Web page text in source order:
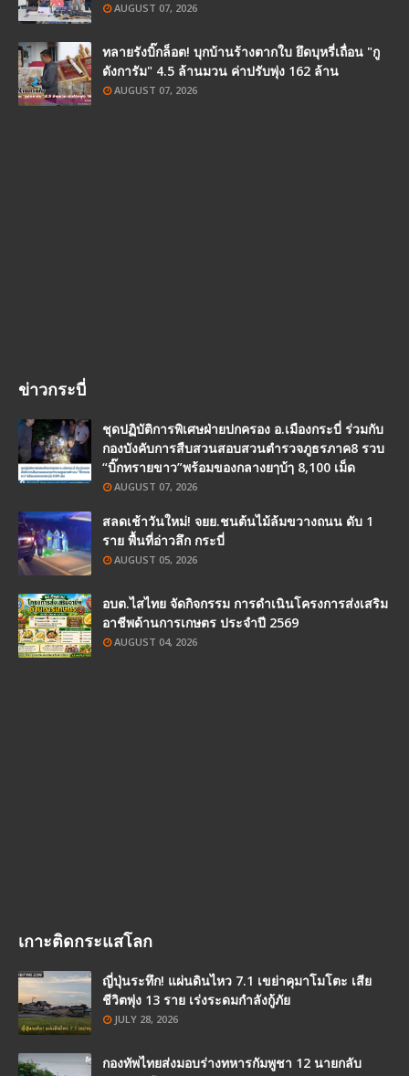
AUGUST 07, 2026
ทลายรังบิ๊กล็อต! บุกบ้านร้างตากใบ ยึดบุหรี่เถื่อน "กู
ดังการัม" 4.5 ล้านมวน ค่าปรับพุ่ง 162 ล้าน
AUGUST 07, 2026
ข่าวกระบี่
ชุดปฏิบัติการพิเศษฝ่ายปกครอง อ.เมืองกระบี่ ร่วมกับ
กองบังคับการสืบสวนสอบสวนตำรวจภูธรภาค8 รวบ
“บิ๊กทรายขาว”พร้อมของกลางยๅบ้ๅ 8,100 เม็ด
AUGUST 07, 2026
สลดเช้าวันใหม่! จยย.ชนต้นไม้ล้มขวางถนน ดับ 1
ราย พื้นที่อ่าวลึก กระบี่
AUGUST 05, 2026
อบต.ไสไทย จัดกิจกรรม การดำเนินโครงการส่งเสริม
อาชีพด้านการเกษตร ประจำปี 2569
AUGUST 04, 2026
เกาะติดกระแสโลก
ญี่ปุ่นระทึก! แผ่นดินไหว 7.1 เขย่าคุมาโมโตะ เสีย
ชีวิตพุ่ง 13 ราย เร่งระดมกำลังกู้ภัย
JULY 28, 2026
กองทัพไทยส่งมอบร่างทหารกัมพูชา 12 นายกลับ